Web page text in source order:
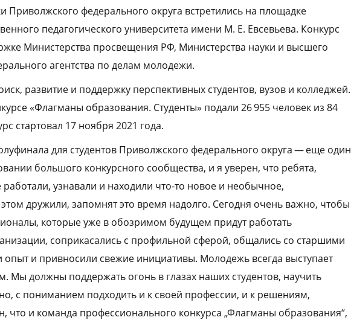
Приволжского федерального округа встретились на площадке
педагогического университета имени М. Е. Евсевьева. Конкурс
Министерства просвещения РФ, Министерства науки и высшего
агентства по делам молодежи.
развитие и поддержку перспективных студентов, вузов и колледжей.
«Флагманы образования. Студенты» подали 26 955 человек из 84
стартовал 17 ноября 2021 года.
для студентов Приволжского федерального округа — еще один
большого конкурсного сообщества, и я уверен, что ребята,
работали, узнавали и находили что-то новое и необычное,
дружили, запомнят это время надолго. Сегодня очень важно, чтобы
которые уже в обозримом будущем придут работать
соприкасались с профильной сферой, общались со старшими
и привносили свежие инициативы. Молодежь всегда выступает
Мы должны поддержать огонь в глазах наших студентов, научить
с пониманием подходить и к своей профессии, и к решениям,
что и команда профессионального конкурса „Флагманы образования“,